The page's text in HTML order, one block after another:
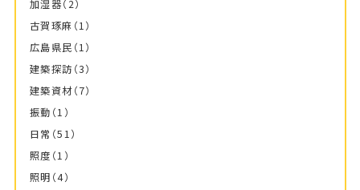
加湿器（2）
古賀琢麻 （1）
広島県民 （1）
建築探訪 （3）
建築資材（7）
振動 （1）
日常 （51）
照度 （1）
照明 （4）